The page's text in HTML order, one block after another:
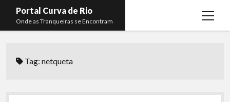
Portal Curva de Rio
Onde as Tranqueiras se Encontram
open
menu
Curva de Rio
Membros open
Tag:netqueta